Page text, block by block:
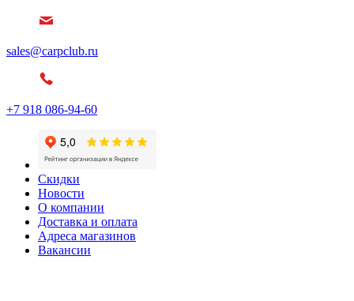
sales@carpclub.ru
+7 918 086-94-60
Скидки
Новости
О компании
Доставка и оплата
Адреса магазинов
Вакансии